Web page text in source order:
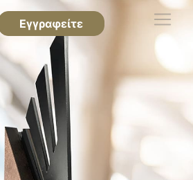
Εγγραφείτε